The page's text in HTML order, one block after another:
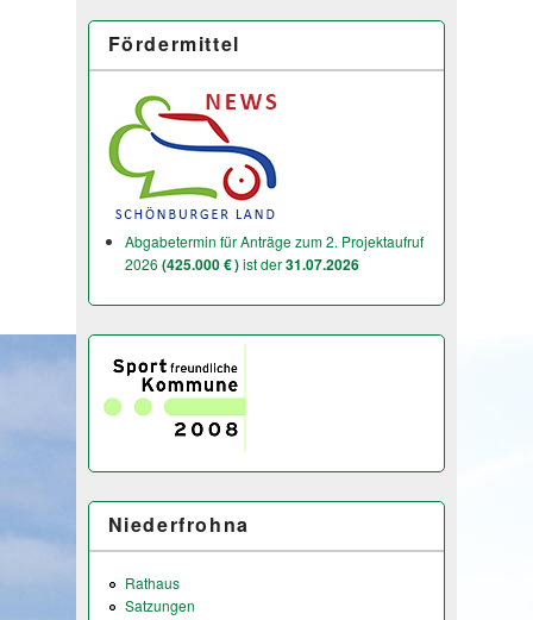
Fördermittel
Abgabetermin für Anträge zum 2. Projektaufruf
2026 (425.000 € )ist der31.07.2026
Niederfrohna
Rathaus
Satzungen